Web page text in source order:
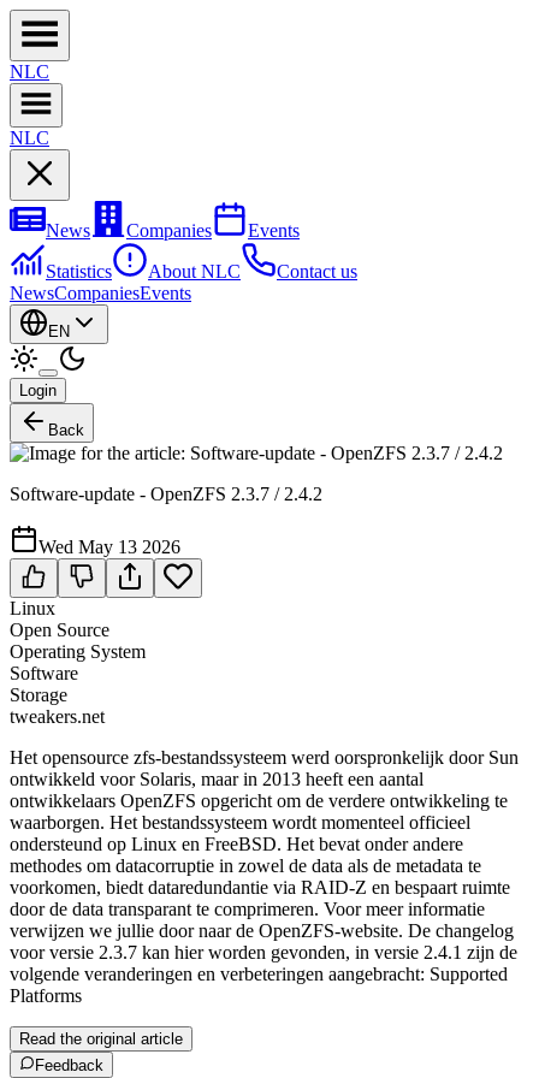
NLC
NLC
News Companies
Events
Statistics
About NLC
Contact us
NewsCompaniesEvents
EN
Login
Back
Software-update - OpenZFS 2.3.7 / 2.4.2
Wed May 13 2026
Linux
Open Source
Operating System
Software
Storage
tweakers.net
Het opensource zfs-bestandssysteem werd oorspronkelijk door Sun
ontwikkeld voor Solaris, maar in 2013 heeft een aantal
ontwikkelaars OpenZFS opgericht om de verdere ontwikkeling te
waarborgen. Het bestandssysteem wordt momenteel officieel
ondersteund op Linux en FreeBSD. Het bevat onder andere
methodes om datacorruptie in zowel de data als de metadata te
voorkomen, biedt dataredundantie via RAID-Z en bespaart ruimte
door de data transparant te comprimeren. Voor meer informatie
verwijzen we jullie door naar de OpenZFS-website. De changelog
voor versie 2.3.7 kan hier worden gevonden, in versie 2.4.1 zijn de
volgende veranderingen en verbeteringen aangebracht: Supported
Platforms
Read the original article
Feedback